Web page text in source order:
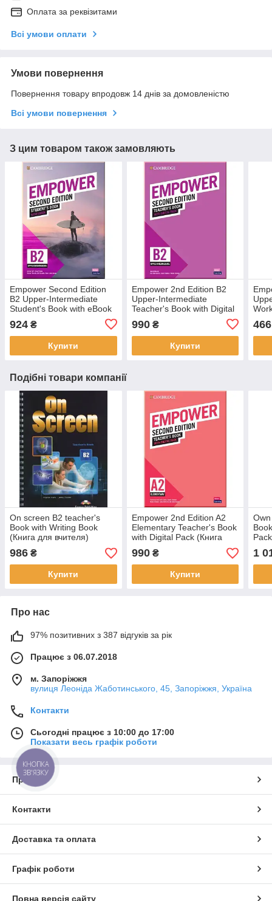
Оплата за реквізитами
Всі умови оплати
Умови повернення
Повернення товару впродовж 14 днів за домовленістю
Всі умови повернення
З цим товаром також замовляють
Empower Second Edition
B2 Upper-Intermediate
Student's Book with eBook
924 ₴
Купити
Empower 2nd Edition B2
Upper-Intermediate
Teacher's Book with Digital
Pack (Книга для вчителя з
кодом)
990₴
Купити
466
Подібні товари компанії
On screen B2 teacher's
Book with Writing Book
(Книга для вчителя)
986 ₴
Купити
Empower 2nd Edition A2
Elementary Teacher's Book
with Digital Pack (Книга
для вчителя з кодом)
990₴
Купити
1
Про нас
97% позитивних з 387 відгуків за рік
Працює з 06.07.2018
м. Запоріжжя
вулиця Леоніда Жаботинського, 45, Запоріжжя, Україна
Контакти
Сьогодні працює з 10:00 до 17:00
Показати весь графік роботи
Про нас
Контакти
Доставка та оплата
Графік роботи
Повна версія сайту
КНОПКА
ЗВ'ЯЗКУ